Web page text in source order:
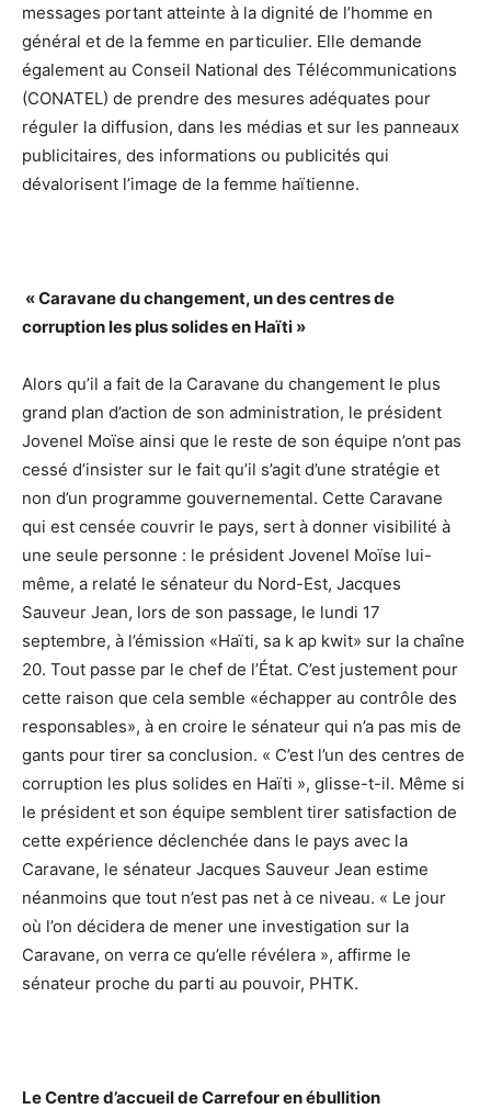
messages portant atteinte à la dignité de l’homme en
général et de la femme en particulier. Elle demande
également au Conseil National des Télécommunications
(CONATEL) de prendre des mesures adéquates pour
réguler la diffusion, dans les médias et sur les panneaux
publicitaires, des informations ou publicités qui
dévalorisent l’image de la femme haïtienne.
« Caravane du changement, un des centres de
corruption les plus solides en Haïti »
Alors qu’il a fait de la Caravane du changement le plus
grand plan d’action de son administration, le président
Jovenel Moïse ainsi que le reste de son équipe n’ont pas
cessé d’insister sur le fait qu’il s’agit d’une stratégie et
non d’un programme gouvernemental. Cette Caravane
qui est censée couvrir le pays, sert à donner visibilité à
une seule personne : le président Jovenel Moïse lui-
même, a relaté le sénateur du Nord-Est, Jacques
Sauveur Jean, lors de son passage, le lundi 17
septembre, à l’émission «Haïti, sa k ap kwit» sur la chaîne
20. Tout passe par le chef de l’État. C’est justement pour
cette raison que cela semble «échapper au contrôle des
responsables», à en croire le sénateur qui n’a pas mis de
gants pour tirer sa conclusion. « C’est l’un des centres de
corruption les plus solides en Haïti », glisse-t-il. Même si
le président et son équipe semblent tirer satisfaction de
cette expérience déclenchée dans le pays avec la
Caravane, le sénateur Jacques Sauveur Jean estime
néanmoins que tout n’est pas net à ce niveau. « Le jour
où l’on décidera de mener une investigation sur la
Caravane, on verra ce qu’elle révélera », affirme le
sénateur proche du parti au pouvoir, PHTK.
Le Centre d’accueil de Carrefour en ébullition